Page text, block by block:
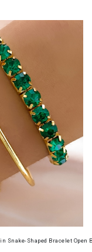
Snake-Shaped Bracelet Open